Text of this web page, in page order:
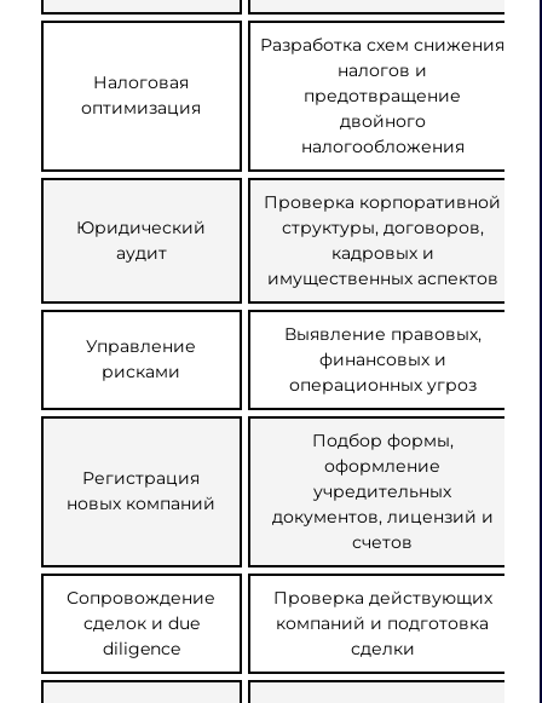
Налоговая
оптимизация
Разработка схем снижения
налогов и
предотвращение
двойного
налогообложения
Юридический
аудит
Проверка корпоративной
структуры, договоров,
кадровых и
имущественных аспектов
Управление
рисками
Выявление правовых,
финансовых и
операционных угроз
Регистрация
новых компаний
Подбор формы,
оформление
учредительных
документов, лицензий и
счетов
Сопровождение
сделок и due
diligence
Проверка действующих
компаний и подготовка
сделки